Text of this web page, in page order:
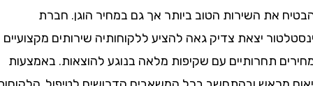
את השירות הטוב ביותר אך גם במחיר הוגן. חברת
יצאת צדיק גאה להציע ללקוחותיה שירותים מקצועיים
תחרותיים עם שקיפות מלאה בנוגע להוצאות. באמצעות